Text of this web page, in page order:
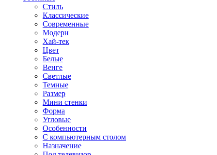
Стиль
Классические
Современные
Модерн
Хай-тек
Цвет
Белые
Венге
Светлые
Темные
Размер
Мини стенки
Форма
Угловые
Особенности
С компьютерным столом
Назначение